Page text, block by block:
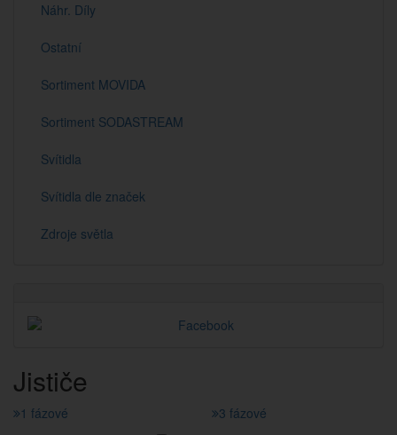
Náhr. Díly
Ostatní
Sortiment MOVIDA
Sortiment SODASTREAM
Svítidla
Svítidla dle značek
Zdroje světla
Jističe
1 fázové
3 fázové